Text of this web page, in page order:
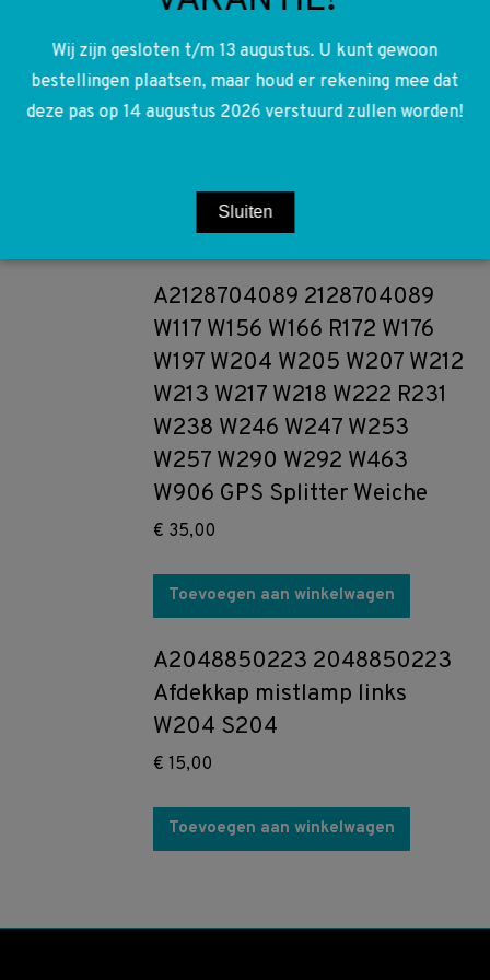
A2049012704 2049012704
W204 S204 Airbag unit Relais
Stuurapparaat ORC
Toevoegen aan winkelwagen
A2128704089 2128704089
W117 W156 W166 R172 W176
W197 W204 W205 W207 W212
W213 W217 W218 W222 R231
W238 W246 W247 W253
W257 W290 W292 W463
W906 GPS Splitter Weiche
€ 35,00
Toevoegen aan winkelwagen
A2048850223 2048850223
Afdekkap mistlamp links
W204 S204
€ 15,00
Toevoegen aan winkelwagen
Wij zijn gesloten t/m 13 augustus. U kunt gewoon
bestellingen plaatsen, maar houd er rekening mee dat
deze pas op 14 augustus 2026 verstuurd zullen worden!
Sluiten